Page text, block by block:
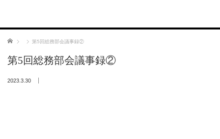
ホーム 第5回総務部会議事録②
第5回総務部会議事録②
2023.3.30